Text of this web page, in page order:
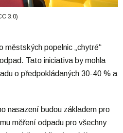
3.0)
městských popelnic „chytré“
Tato iniciativa by mohla
o předpokládaných 30-40 % a
nasazení budou základem pro
měření odpadu pro všechny